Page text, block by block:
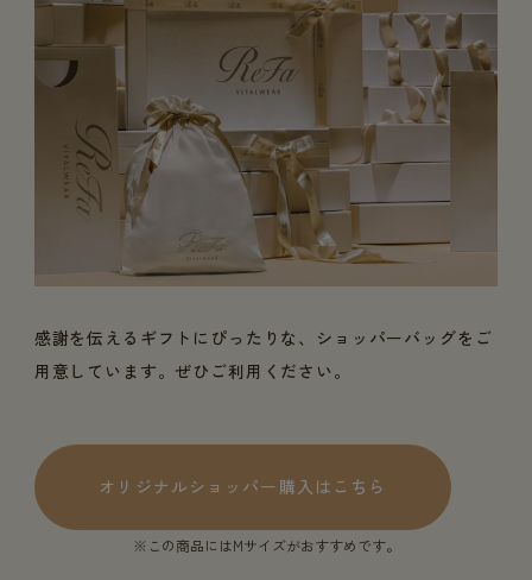
感謝を伝えるギフトにぴったりな、ショッパーバッグをご
用意しています。ぜひご利用ください。
オリジナルショッパー購入はこちら
※この商品にはMサイズがおすすめです。